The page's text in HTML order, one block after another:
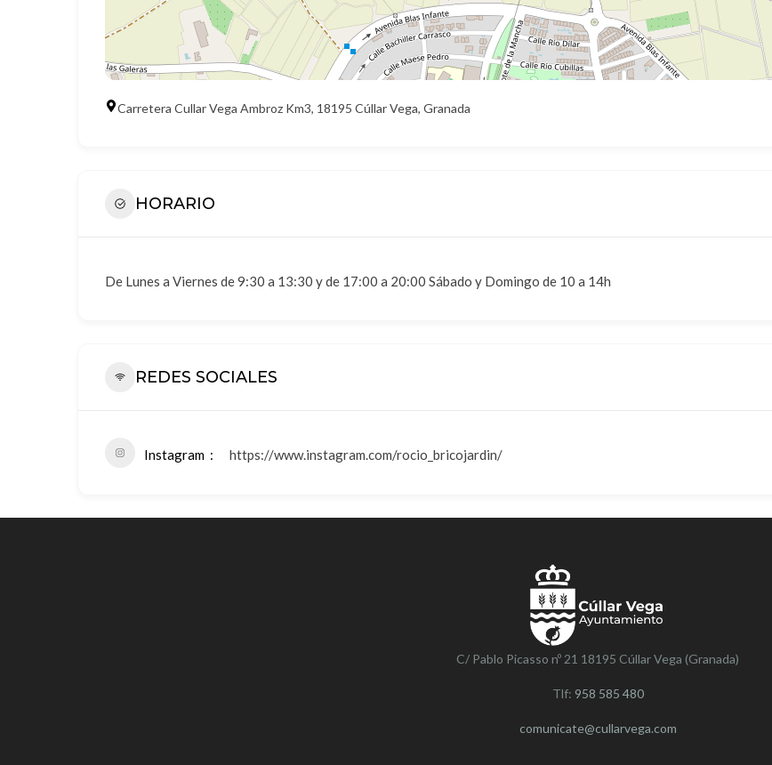
Carretera Cullar Vega Ambroz Km3, 18195 Cúllar Vega, Granada
HORARIO
De Lunes a Viernes de 9:30 a 13:30 y de 17:00 a 20:00 Sábado y Domingo de 10 a 14h
REDES SOCIALES
Instagram https://www.instagram.com/rocio_bricojardin/
C/ Pablo Picasso nº 21 18195 Cúllar Vega (Granada)
Tlf: 958 585 480
comunicate@cullarvega.com